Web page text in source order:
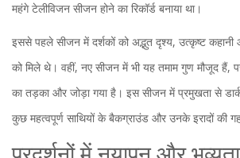
महंगे टेलीविजन सीजन होने का रिकॉर्ड बनाया था।
इससे पहले सीजन में दर्शकों को अद्भुत दृश्य, उत्कृष्ट
को मिले थे। वहीं, नए सीजन में भी यह तमाम गुण मौजूद
का तड़का और जोड़ा गया है। इस सीजन में प्रमुखता से
कुछ महत्वपूर्ण साथियों के बैकग्राउंड और उनके इरादों की